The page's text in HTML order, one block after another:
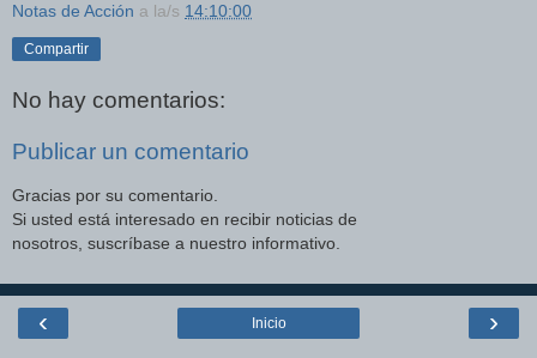
Notas de Acción a la/s 14:10:00
Compartir
No hay comentarios:
Publicar un comentario
Gracias por su comentario.
Si usted está interesado en recibir noticias de
nosotros, suscríbase a nuestro informativo.
‹ ›
Inicio